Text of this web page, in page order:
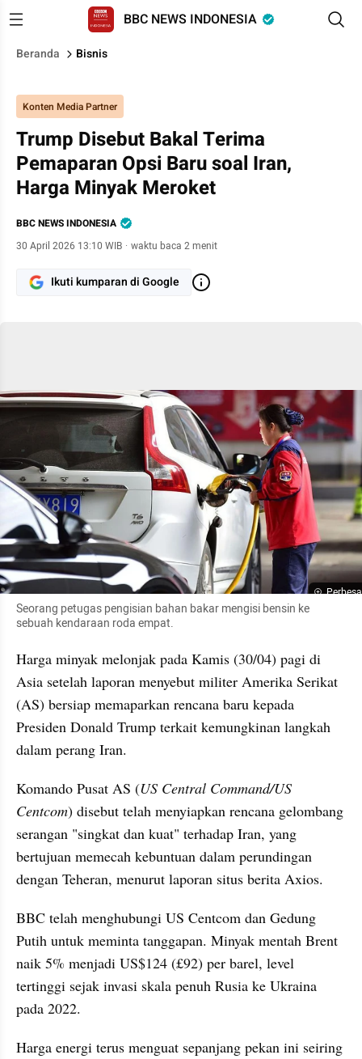
BBC NEWS INDONESIA
Beranda Bisnis
Konten Media Partner
Trump Disebut Bakal Terima
Pemaparan Opsi Baru soal Iran,
Harga Minyak Meroket
BBC NEWS INDONESIA
30 April 2026 13:10 WIB · waktu baca 2 menit
Ikuti kumparan di Google
Seorang petugas pengisian bahan bakar mengisi bensin ke
sebuah kendaraan roda empat.
Harga minyak melonjak pada Kamis (30/04) pagi di
Asia setelah laporan menyebut militer Amerika Serikat
(AS) bersiap memaparkan rencana baru kepada
Presiden Donald Trump terkait kemungkinan langkah
dalam perang Iran.
Komando Pusat AS (US Central Command/US
Centcom) disebut telah menyiapkan rencana gelombang
serangan "singkat dan kuat" terhadap Iran, yang
bertujuan memecah kebuntuan dalam perundingan
dengan Teheran, menurut laporan situs berita Axios.
BBC telah menghubungi US Centcom dan Gedung
Putih untuk meminta tanggapan. Minyak mentah Brent
naik 5% menjadi US$124 (£92) per barel, level
tertinggi sejak invasi skala penuh Rusia ke Ukraina
pada 2022.
Harga energi terus menguat sepanjang pekan ini seiring